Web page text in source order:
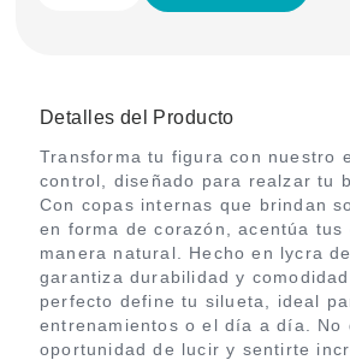
Detalles del Producto
Transforma tu figura con nuestro
control, diseñado para realzar tu
Con copas internas que brindan
en forma de corazón, acentúa tus
manera natural. Hecho en lycra
garantiza durabilidad y
perfecto define tu silueta, ideal
entrenamientos o el día a día. No
oportunidad de lucir y sentirte